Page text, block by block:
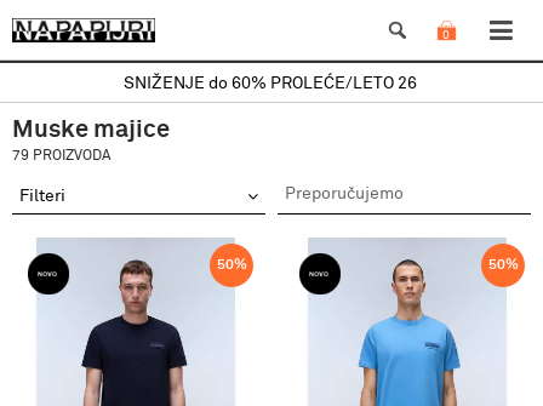
0
SNIŽENJE do 60% PROLEĆE/LETO 26
Filteri
Muske majice
79 PROIZVODA
50% 50%